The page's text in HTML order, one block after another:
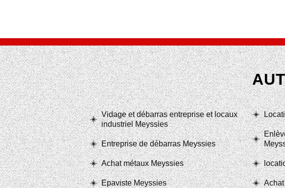
Vidage et débarras entreprise et locaux
industriel Meyssies
Entreprise de débarras Meyssies
Achat métaux Meyssies
Epaviste Meyssies